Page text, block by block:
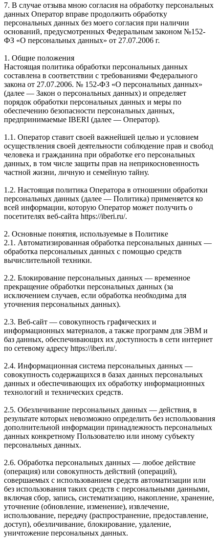
7. В случае отзыва мною согласия на обработку персональных
данных Оператор вправе продолжить обработку
персональных данных без моего согласия при наличии
оснований, предусмотренных Федеральным законом №152-
ФЗ «О персональных данных» от 27.07.2006 г.
1. Общие положения
Настоящая политика обработки персональных данных
составлена в соответствии с требованиями Федерального
закона от 27.07.2006. № 152-ФЗ «О персональных данных»
(далее — Закон о персональных данных) и определяет
порядок обработки персональных данных и меры по
обеспечению безопасности персональных данных,
предпринимаемые IBERI (далее — Оператор).
1.1. Оператор ставит своей важнейшей целью и условием
осуществления своей деятельности соблюдение прав и свобод
человека и гражданина при обработке его персональных
данных, в том числе защиты прав на неприкосновенность
частной жизни, личную и семейную тайну.
1.2. Настоящая политика Оператора в отношении обработки
персональных данных (далее — Политика) применяется ко
всей информации, которую Оператор может получить о
посетителях веб-сайта https://iberi.ru/.
2. Основные понятия, используемые в Политике
2.1. Автоматизированная обработка персональных данных —
обработка персональных данных с помощью средств
вычислительной техники.
2.2. Блокирование персональных данных — временное
прекращение обработки персональных данных (за
исключением случаев, если обработка необходима для
уточнения персональных данных).
2.3. Веб-сайт — совокупность графических и
информационных материалов, а также программ для ЭВМ и
баз данных, обеспечивающих их доступность в сети интернет
по сетевому адресу https://iberi.ru/.
2.4. Информационная система персональных данных —
совокупность содержащихся в базах данных персональных
данных и обеспечивающих их обработку информационных
технологий и технических средств.
2.5. Обезличивание персональных данных — действия, в
результате которых невозможно определить без использования
дополнительной информации принадлежность персональных
данных конкретному Пользователю или иному субъекту
персональных данных.
2.6. Обработка персональных данных — любое действие
(операция) или совокупность действий (операций),
совершаемых с использованием средств автоматизации или
без использования таких средств с персональными данными,
включая сбор, запись, систематизацию, накопление, хранение,
уточнение (обновление, изменение), извлечение,
использование, передачу (распространение, предоставление,
доступ), обезличивание, блокирование, удаление,
уничтожение персональных данных.